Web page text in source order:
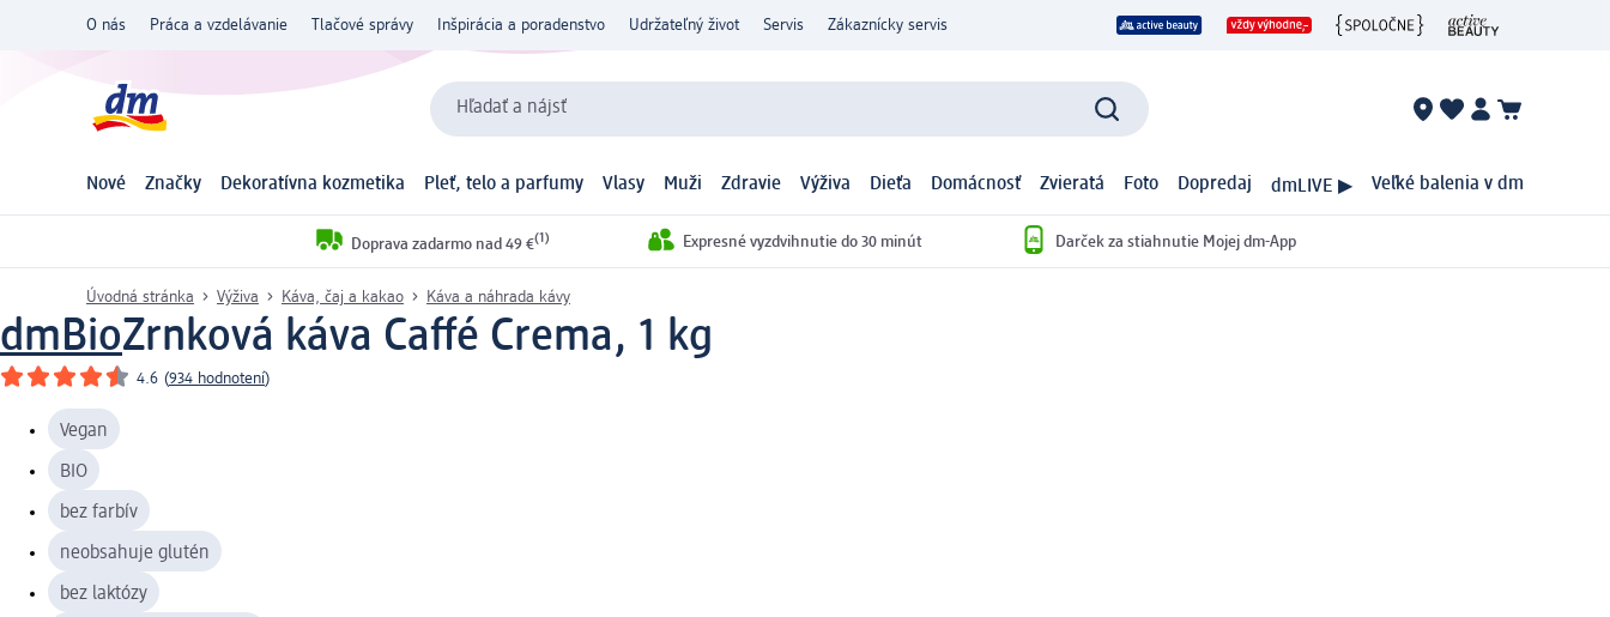
O nás Práca a vzdelávanie Tlačové správy Inšpirácia a poradenstvo Udržateľný život Servis Zákaznícky servis
Hľadať a nájsť
Nové Značky Dekoratívna kozmetika Pleť, telo a parfumy Vlasy Muži Zdravie Výživa Dieťa Domácnosť Zvieratá Foto Dopredaj dmLIVE ▶ Veľké balenia v dm
Doprava zadarmo nad 49 €(1) Expresné vyzdvihnutie do 30 minút Darček za stiahnutie Mojej dm-App
Úvodná stránka Výživa Káva, čaj a kakao Káva a náhrada kávy
dmBioZrnková káva Caffé Crema, 1 kg
4.6 (934 hodnotení)
Vegan
BIO
bez farbív
neobsahuje glutén
bez laktózy